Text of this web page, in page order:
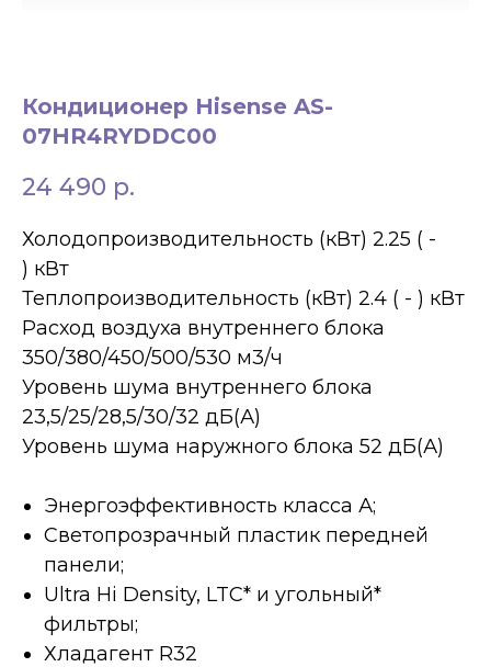
Кондиционер Hisense AS-
07HR4RYDDC00
24 490 р.
Холодопроизводительность (кВт) 2.25 ( -
) кВт
Теплопроизводительность (кВт) 2.4 ( - ) кВт
Расход воздуха внутреннего блока
350/380/450/500/530 м3/ч
Уровень шума внутреннего блока
23,5/25/28,5/30/32 дБ(А)
Уровень шума наружного блока 52 дБ(А)
Энергоэффективность класса А;
Светопрозрачный пластик передней
панели;
Ultra Hi Density, LTC* и угольный*
фильтры;
Хладагент R32